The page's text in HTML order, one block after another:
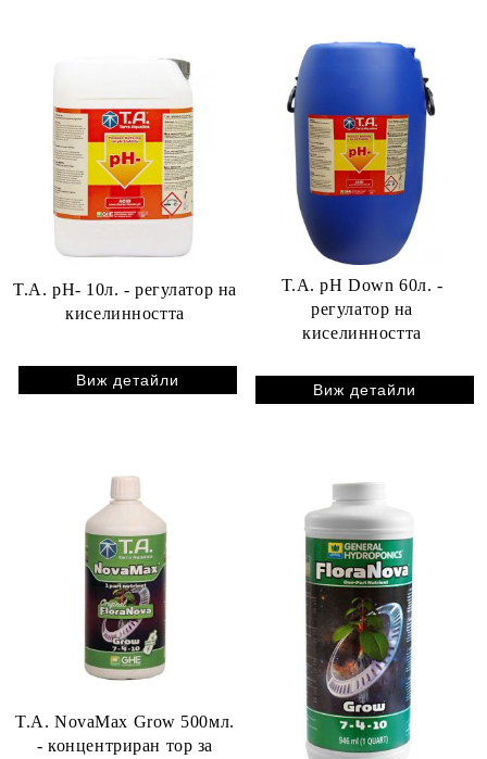
T.A. pH- 10л. - регулатор на
киселинността
Виж детайли
T.A. pH Down 60л. -
регулатор на
киселинността
Виж детайли
T.A. NovaMax Grow 500мл.
- концентриран тор за